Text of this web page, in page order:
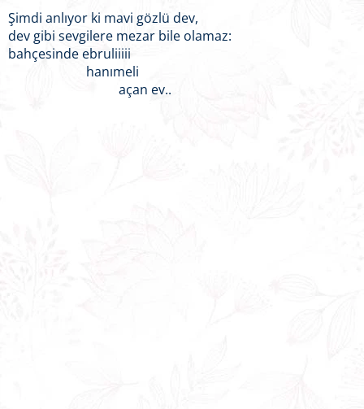
Şimdi anlıyor ki mavi gözlü dev,
dev gibi sevgilere mezar bile olamaz:
bahçesinde ebruliiiii
hanımeli
açan ev..